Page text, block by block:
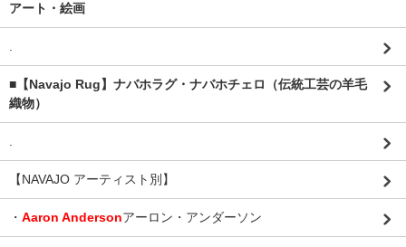
アート・絵画
■【Navajo Rug】ナバホラグ・ナバホチェロ（伝統工芸の羊毛
織物）
【NAVAJO アーティスト別】
・ Aaron Andersonアーロン・アンダーソン